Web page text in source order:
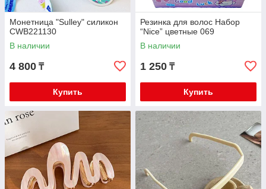
Монетница "Sulley" силикон
CWB221130
В наличии
4 800 ₸
Купить
Резинка для волос Набор
“Nice” цветные 069
В наличии
1 250 ₸
Купить